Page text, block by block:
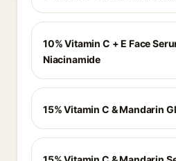
10% Vitamin C + E Face
Niacinamide
15% Vitamin C & Mandarin